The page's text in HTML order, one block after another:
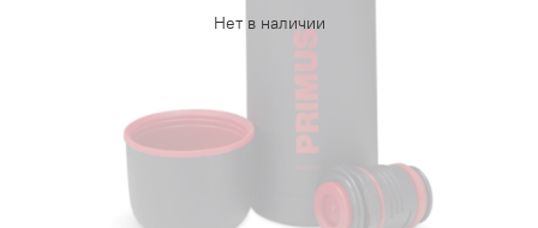
Нет в наличии